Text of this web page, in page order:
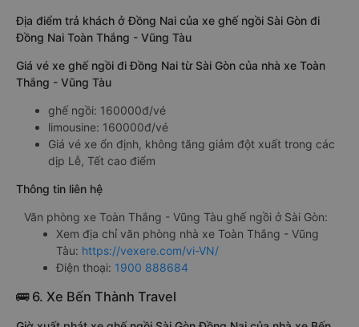
Địa điểm trả khách ở Đồng Nai của xe ghế ngồi Sài Gòn đi
Đồng Nai Toàn Thắng - Vũng Tàu
Giá vé xe ghế ngồi đi Đồng Nai từ Sài Gòn của nhà xe Toàn
Thắng - Vũng Tàu
ghế ngồi: 160000đ/vé
limousine: 160000đ/vé
Giá vé xe ổn định, không tăng giảm đột xuất trong các
dịp Lễ, Tết cao điểm
Thông tin liên hệ
Văn phòng xe Toàn Thắng - Vũng Tàu ghế ngồi ở Sài Gòn:
Xem địa chỉ văn phòng nhà xe Toàn Thắng - Vũng
Tàu: https://vexere.com/vi-VN/
Điện thoại: 1900 888684
🚌 6. Xe Bến Thành Travel